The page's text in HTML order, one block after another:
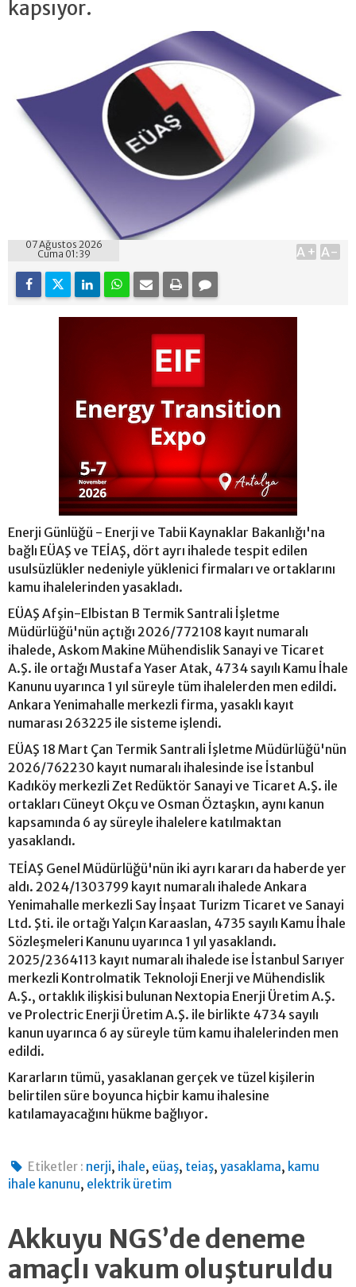
kapsıyor.
07 Ağustos 2026
Cuma 01:39
A+ A-
Enerji Günlüğü - Enerji ve Tabii Kaynaklar Bakanlığı'na
bağlı EÜAŞ ve TEİAŞ, dört ayrı ihalede tespit edilen
usulsüzlükler nedeniyle yüklenici firmaları ve ortaklarını
kamu ihalelerinden yasakladı.
EÜAŞ Afşin-Elbistan B Termik Santrali İşletme
Müdürlüğü'nün açtığı 2026/772108 kayıt numaralı
ihalede, Askom Makine Mühendislik Sanayi ve Ticaret
A.Ş. ile ortağı Mustafa Yaser Atak, 4734 sayılı Kamu İhale
Kanunu uyarınca 1 yıl süreyle tüm ihalelerden men edildi.
Ankara Yenimahalle merkezli firma, yasaklı kayıt
numarası 263225 ile sisteme işlendi.
EÜAŞ 18 Mart Çan Termik Santrali İşletme Müdürlüğü'nün
2026/762230 kayıt numaralı ihalesinde ise İstanbul
Kadıköy merkezli Zet Redüktör Sanayi ve Ticaret A.Ş. ile
ortakları Cüneyt Okçu ve Osman Öztaşkın, aynı kanun
kapsamında 6 ay süreyle ihalelere katılmaktan
yasaklandı.
TEİAŞ Genel Müdürlüğü'nün iki ayrı kararı da haberde yer
aldı. 2024/1303799 kayıt numaralı ihalede Ankara
Yenimahalle merkezli Say İnşaat Turizm Ticaret ve Sanayi
Ltd. Şti. ile ortağı Yalçın Karaaslan, 4735 sayılı Kamu İhale
Sözleşmeleri Kanunu uyarınca 1 yıl yasaklandı.
2025/2364113 kayıt numaralı ihalede ise İstanbul Sarıyer
merkezli Kontrolmatik Teknoloji Enerji ve Mühendislik
A.Ş., ortaklık ilişkisi bulunan Nextopia Enerji Üretim A.Ş.
ve Prolectric Enerji Üretim A.Ş. ile birlikte 4734 sayılı
kanun uyarınca 6 ay süreyle tüm kamu ihalelerinden men
edildi.
Kararların tümü, yasaklanan gerçek ve tüzel kişilerin
belirtilen süre boyunca hiçbir kamu ihalesine
katılamayacağını hükme bağlıyor.
Etiketler : nerji, ihale, eüaş, teiaş,yasaklama, kamu
ihale kanunu, elektrik üretim
Akkuyu NGS’de deneme
amaçlı vakum oluşturuldu